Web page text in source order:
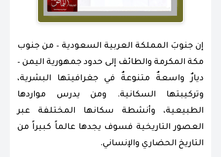
إن جنوبَ المملكة العربية السعودية – من جنوب
مكة المكرمة والطائف إلى حدود جمهورية اليمن –
ديارٌ واسعةٌ متنوعةٌ في جغرافيتها البشرية،
وتركيبتها السكانية. ومن يدرس مواردها
الطبيعية، وأنشطة سكانها المختلفة عبر
العصور التاريخية فسوف يجدها عالماً كبيراً من
التاريخ الحضاري والإنساني.